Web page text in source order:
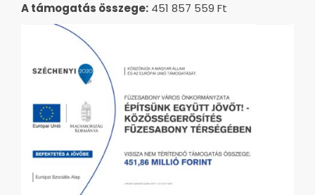
A támogatás összege: 451 857 559 Ft